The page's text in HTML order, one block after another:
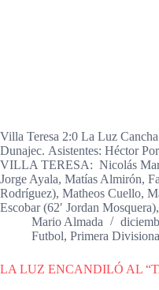
Villa Teresa 2:0 La Luz
Dunajec. Asistentes: Héctor
VILLA TERESA: Nicolás
Jorge Ayala, Matías Almirón,
Rodríguez), Matheos Cuello,
Escobar (62′ Jordan
Mario Almada
Futbol, Primera
LA LUZ ENCANDILÓ AL